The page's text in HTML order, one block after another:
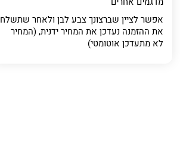
אפשר לציין שברצונך צבע לבן ולאחר שתשלח
את ההזמנה נעדכן את המחיר ידנית, (המחיר
לא מתעדכן אוטומטי)